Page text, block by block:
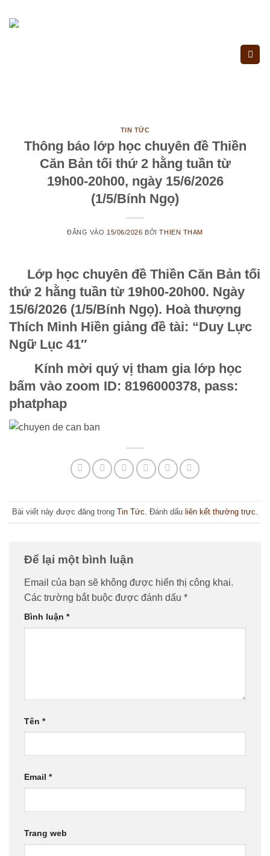
qua
TIN TỨC
Thông báo lớp học chuyên đề Thiền
Căn Bản tối thứ 2 hằng tuần từ
19h00-20h00, ngày 15/6/2026
(1/5/Bính Ngọ)
ĐĂNG VÀO 15/06/2026 BỞITHIEN THAM
Lớp học chuyên đề Thiền Căn Bản tối
thứ 2 hằng tuần từ 19h00-20h00. Ngày
15/6/2026 (1/5/Bính Ngọ). Hoà thượng
Thích Minh Hiền giảng đề tài: “Duy Lực
Ngữ Lục 41″
Kính mời quý vị tham gia lớp học
bấm vào zoom ID: 8196000378, pass:
phatphap
Bài viết này được đăng trong Tin Tức . Đánh dấu liên kết thường trực
Để lại một bình luận
Email của bạn sẽ không được hiển thị công khai.
Các trường bắt buộc được đánh dấu *
Bình luận *
Tên *
Email *
Trang web